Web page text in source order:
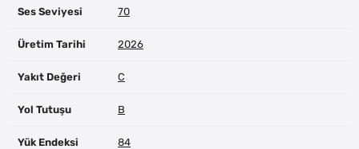
Ses Seviyesi 70
Üretim Tarihi 2026
Yakıt Değeri C
Yol Tutuşu B
Yük Endeksi 84